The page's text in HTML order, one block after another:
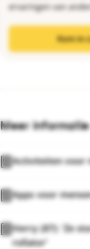
ervaringen van
Kom in
Meer
Activiteiten voor
Apps voor
Herry (87): 'Ze
rollator'